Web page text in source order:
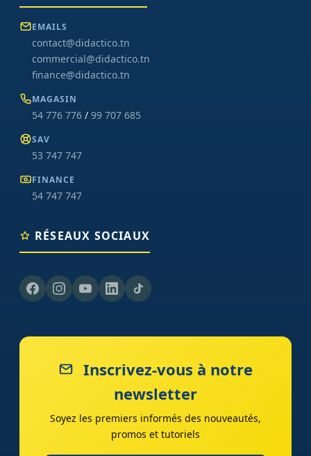
EMAILS
contact@didactico.tn
commercial@didactico.tn
finance@didactico.tn
MAGASIN
54 776 776 / 99 707 685
SAV
53 747 747
FINANCE
54 747 747
RÉSEAUX SOCIAUX
Inscrivez-vous à notre
newsletter
Soyez les premiers informés des nouveautés,
promos et tutoriels